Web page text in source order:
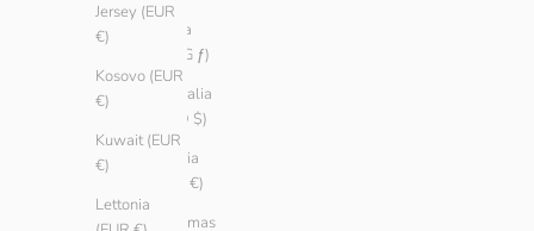
Jersey (EUR
€)
Kosovo (EUR
€)
Kuwait (EUR
€)
Lettonia
Aruba
(AWG ƒ)
Australia
(AUD $)
Austria
(EUR €)
Bahamas